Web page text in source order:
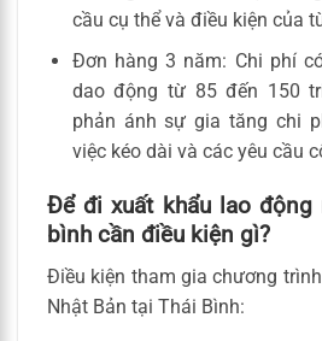
cầu cụ thể và điều kiện của
Đơn hàng 3 năm: Chi phí
dao động từ 85 đến 150
phản ánh sự gia tăng chi
việc kéo dài và các yêu cầu
Để đi xuất khẩu lao động
bình cần điều kiện gì?
Điều kiện tham gia chương
Nhật Bản tại Thái Bình: